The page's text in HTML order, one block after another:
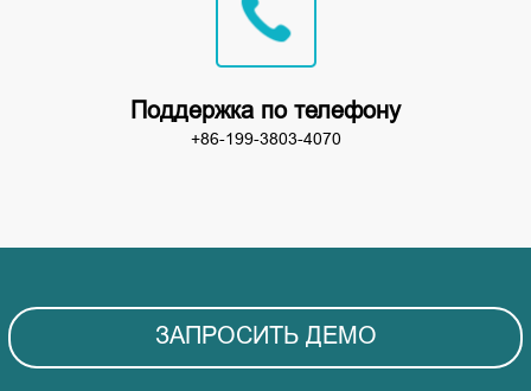
Поддержка по телефону
+86-199-3803-4070
ЗАПРОСИТЬ ДЕМО